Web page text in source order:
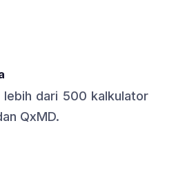
lebih dari 500 kalkulator
QxMD.